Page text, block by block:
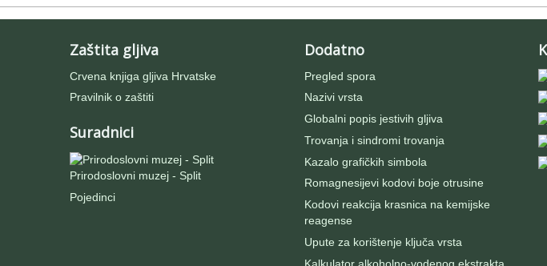
Zaštita gljiva
Crvena knjiga gljiva Hrvatske
Pravilnik o zaštiti
Suradnici
Prirodoslovni muzej - Split
Pojedinci
Dodatno
Pregled spora
Nazivi vrsta
Globalni popis jestivih gljiva
Trovanja i sindromi trovanja
Kazalo grafičkih simbola
Romagnesijevi kodovi boje otrusine
Kodovi reakcija krasnica na kemijske
reagense
Upute za korištenje ključa vrsta